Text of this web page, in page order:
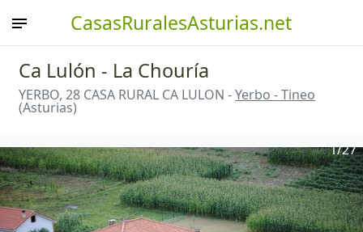
CasasRuralesAsturias.net
Ca Lulón - La Chouría
YERBO, 28 CASA RURAL CA LULON -Yerbo - Tineo
(Asturias)
1/27